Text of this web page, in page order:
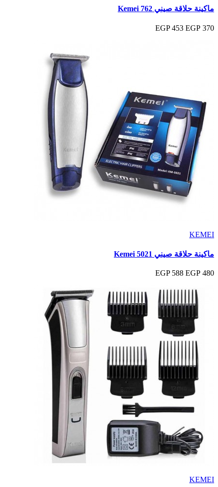
ماكينة حلاقة صيني Kemei 762
370 EGP
453 EGP
KEMEI
ماكينة حلاقة صيني Kemei 5021
480 EGP
588 EGP
KEMEI